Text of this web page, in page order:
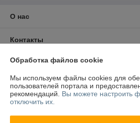
О нас
Контакты
Доставка и оплата
Полная версия сайта
Обработка файлов cookie
Мы используем файлы cookies для
пользователей портала и
рекомендаций. Вы можете настроить
отключить их.